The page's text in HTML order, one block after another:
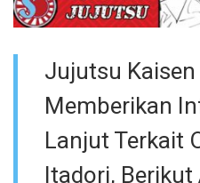
Jujutsu Kaisen
Memberikan
Lanjut Terkait
Itadori, Berikut